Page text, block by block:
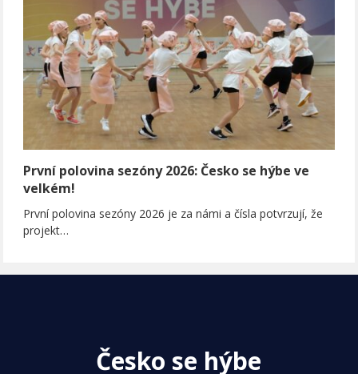
První polovina sezóny 2026: Česko se hýbe ve
velkém!
První polovina sezóny 2026 je za námi a čísla potvrzují, že
projekt…
Česko se hýbe